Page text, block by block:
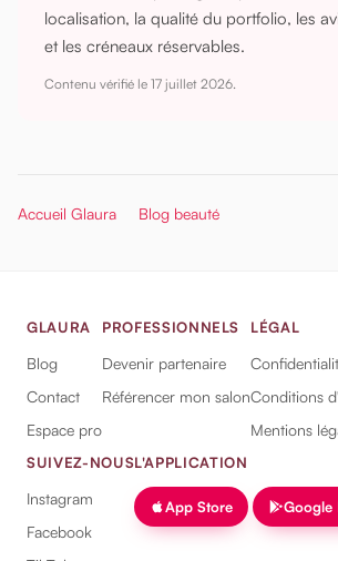
localisation, la qualité du portfolio, les
et les créneaux réservables.
Contenu vérifié le 17 juillet 2026.
Accueil Glaura Blog beauté
GLAURA
Blog
Contact
Espace pro
PROFESSIONNELS
Devenir partenaire
Référencer mon salon
LÉGAL
Conditions
Mentions
SUIVEZ-NOUS
Instagram
Facebook
L'APPLICATION
App Store Google